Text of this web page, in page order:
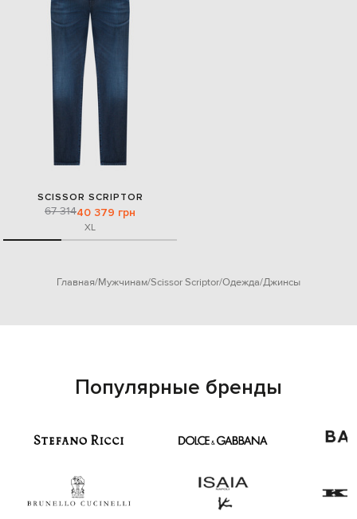
SCISSOR SCRIPTOR
67 31440 379 грн
XL
Главная Мужчинам Scissor Scriptor Одежда Джинсы
Популярные бренды